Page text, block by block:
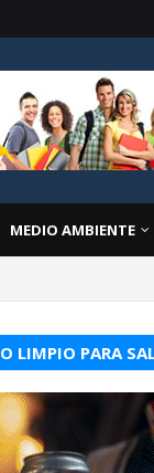
MEDIO AMBIENTE
LIMPIO PARA